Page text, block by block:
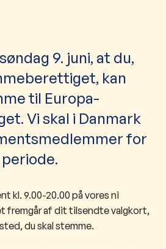
9. juni, at du,
kan
til Europa-
Vi skal i Danmark
for
kl. 9.00-20.00 på vores ni
fremgår af dit tilsendte valgkort,
du skal stemme.